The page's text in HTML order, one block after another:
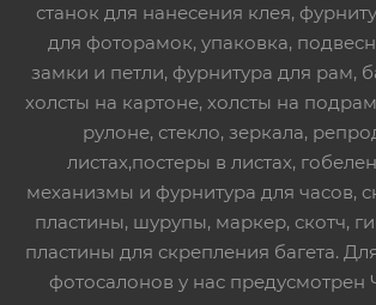
станок для нанесения клея,
для фоторамок, упаковка,
замки и петли, фурнитура для рам,
холсты на картоне, холсты на
рулоне, стекло, зеркала,
листах,постеры в листах,
механизмы и фурнитура для часов,
пластины, шурупы, маркер, скотч,
пластины для скрепления багета.
фотосалонов у нас предусмотрен